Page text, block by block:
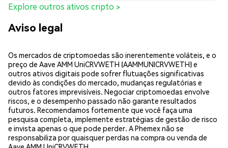
Explore outros ativos cripto >
Aviso legal
Os mercados de criptomoedas são inerentemente voláteis, e o
preço de Aave AMM UniCRVWETH (AAMMUNICRVWETH) e
outros ativos digitais pode sofrer flutuações significativas
devido às condições do mercado, mudanças regulatórias e
outros fatores imprevisíveis. Negociar criptomoedas envolve
riscos, e o desempenho passado não garante resultados
futuros. Recomendamos fortemente que você faça uma
pesquisa completa, implemente estratégias de gestão de risco
e invista apenas o que pode perder. A Phemex não se
responsabiliza por quaisquer perdas na compra ou venda de